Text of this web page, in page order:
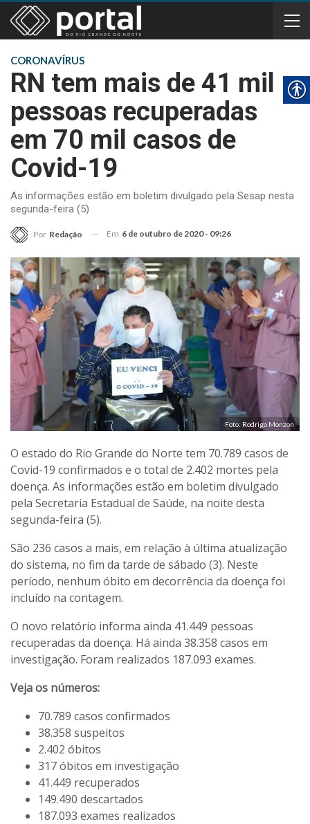
CORONAVÍRUS
RN tem mais de 41 mil
pessoas recuperadas
em 70 mil casos de
Covid-19
As informações estão em boletim divulgado pela Sesap nesta
segunda-feira (5)
Por Redação Em 6 de outubro de 2020 - 09:26
Foto: Rodrigo Monzon
O estado do Rio Grande do Norte tem 70.789 casos de
Covid-19 confirmados e o total de 2.402 mortes pela
doença. As informações estão em boletim divulgado
pela Secretaria Estadual de Saúde, na noite desta
segunda-feira (5).
São 236 casos a mais, em relação à última atualização
do sistema, no fim da tarde de sábado (3). Neste
período, nenhum óbito em decorrência da doença foi
incluído na contagem.
O novo relatório informa ainda 41.449 pessoas
recuperadas da doença. Há ainda 38.358 casos em
investigação. Foram realizados 187.093 exames.
Veja os números:
70.789 casos confirmados
38.358 suspeitos
2.402 óbitos
317 óbitos em investigação
41.449 recuperados
149.490 descartados
187.093 exames realizados